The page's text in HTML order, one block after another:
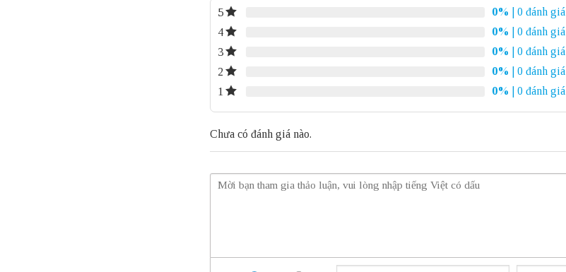
5 0%
| 0 đánh giá
4
0%
| 0 đánh giá
3
0%
| 0 đánh giá
2
0%
| 0 đánh giá
1
0% | 0 đánh giá
Chưa có đánh giá nào.